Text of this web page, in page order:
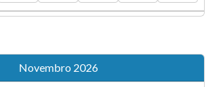
Novembro 2026